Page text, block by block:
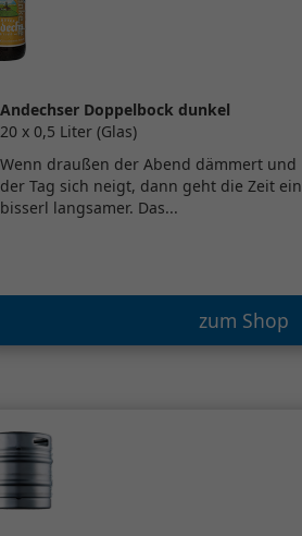
Andechser Doppelbock dunkel
20 x 0,5 Liter (Glas)
Wenn draußen der Abend dämmert und
der Tag sich neigt, dann geht die Zeit ein
bisserl langsamer. Das...
zum Shop